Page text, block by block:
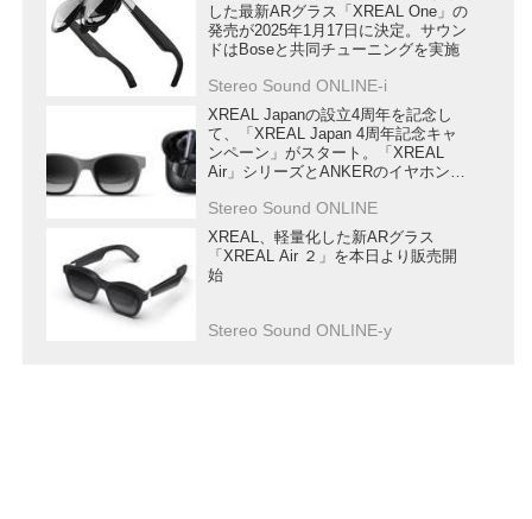
した最新ARグラス「XREAL One」の
発売が2025年1月17日に決定。サウン
ドはBoseと共同チューニングを実施
Stereo Sound ONLINE-i
XREAL Japanの設立4周年を記念し
て、「XREAL Japan 4周年記念キャ
ンペーン」がスタート。「XREAL
Air」シリーズとANKERのイヤホン
Stereo Sound ONLINE
XREAL、軽量化した新ARグラス
「XREAL Air ２」を本日より販売開
始
Stereo Sound ONLINE-y